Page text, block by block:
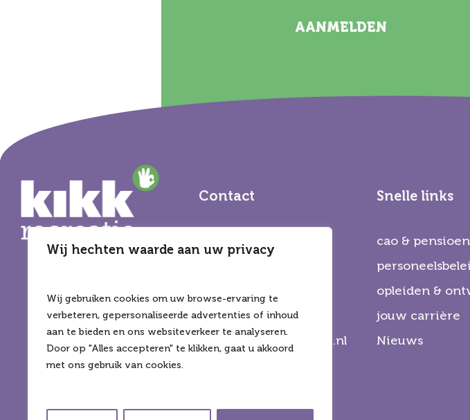
Wij hechten waarde aan uw privacy
Wij gebruiken cookies om uw browse-ervaring te
verbeteren, gepersonaliseerde advertenties of inhoud
aan te bieden en ons websiteverkeer te analyseren.
Door op "Alles accepteren" te klikken, gaat u akkoord
met ons gebruik van cookies.
AANMELDEN
Contact
KIKK recreatie
T:(013) 59 44 168
info@kikk-recreatie.nl
Snelle links
cao & pensioen
opleiden &
jouw carrière
Nieuws